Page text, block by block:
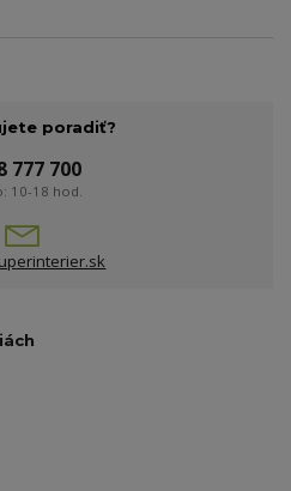
poradiť?
777 700
10-18 hod.